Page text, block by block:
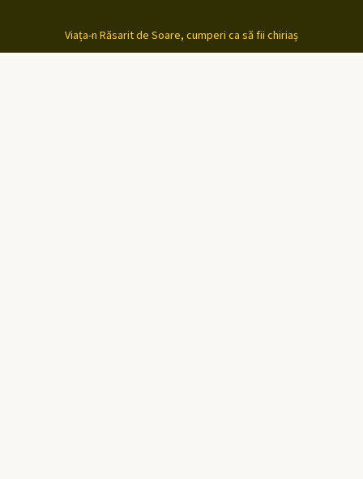
Viața-n Răsarit de Soare, cumperi ca să fii chiriaș